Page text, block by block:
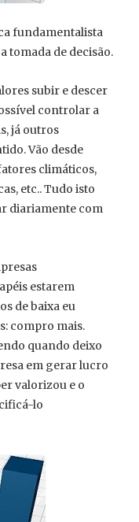
fundamentalista
tomada de decisão.
subir e descer
controlar a
já outros
Vão desde
climáticos,
etc.. Tudo isto
diariamente com
estarem
de baixa eu
compro mais.
quando deixo
em gerar lucro
valorizou e o
lo